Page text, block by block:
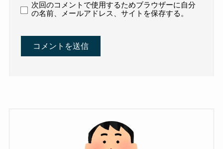
次回のコメントで使用するためブラウザーに自分
の名前、メールアドレス、サイトを保存する。